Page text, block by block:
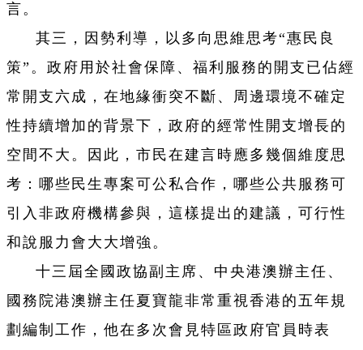
言。
其三，因勢利導，以多向思維思考“惠民良
策”。政府用於社會保障、福利服務的開支已佔經
常開支六成，在地緣衝突不斷、周邊環境不確定
性持續增加的背景下，政府的經常性開支增長的
空間不大。因此，市民在建言時應多幾個維度思
考：哪些民生專案可公私合作，哪些公共服務可
引入非政府機構參與，這樣提出的建議，可行性
和說服力會大大增強。
十三屆全國政協副主席、中央港澳辦主任、
國務院港澳辦主任夏寶龍非常重視香港的五年規
劃編制工作，他在多次會見特區政府官員時表